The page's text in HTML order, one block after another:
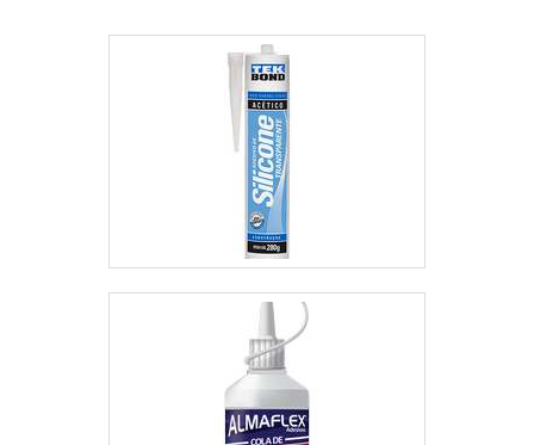
ambiente.Outra propriedade positiva
da placa em ACM é a sua
flexibilidade. Isso proporciona ao mat.